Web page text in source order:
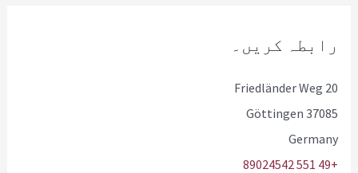
رابطہ کریں۔
Friedländer Weg 20
37085 Göttingen
Germany
+49 551 89024542